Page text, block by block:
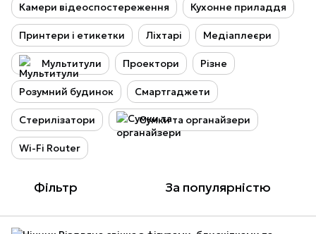
Камери відеоспостереження Кухонне приладдя
Принтери і етикетки Ліхтарі Медіаплеєри
Мультитули Проектори Різне
Розумний будинок Смартгаджети
Стерилізатори Сумки та органайзери
Wi-Fi Router
Фільтр За популярністю